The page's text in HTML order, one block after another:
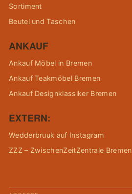
Sortiment
Beutel und Taschen
ANKAUF
Ankauf Möbel in Bremen
Ankauf Teakmöbel Bremen
Ankauf Designklassiker Bremen
EXTERN:
Wedderbruuk auf Instagram
ZZZ – ZwischenZeitZentrale Bremen